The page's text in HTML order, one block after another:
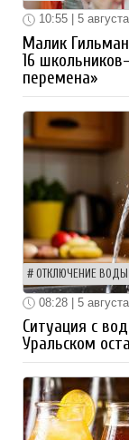
10:55 | 5 августа
Малик
16
перемена»
ОТКЛЮЧЕНИЕ ВОДЫ
08:28 | 5 августа
Ситуация с
Уральском